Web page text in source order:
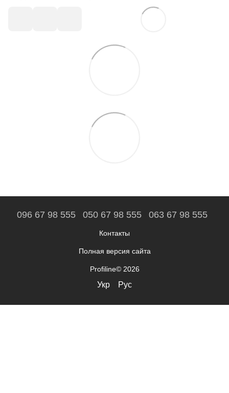
096 67 98 555 050 67 98 555 063 67 98 555
Контакты
Полная версия сайта
Profiline© 2026
Укр Рус